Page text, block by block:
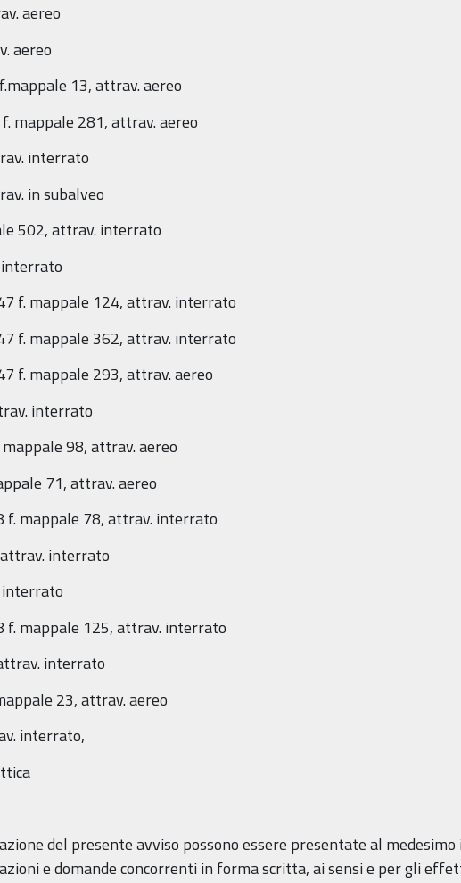
aereo
aereo
13, attrav. aereo
mappale 281, attrav. aereo
interrato
in subalveo
502, attrav. interrato
f. mappale 124, attrav. interrato
f. mappale 362, attrav. interrato
f. mappale 293, attrav. aereo
interrato
98, attrav. aereo
71, attrav. aereo
f. mappale 78, attrav. interrato
interrato
interrato
f. mappale 125, attrav. interrato
interrato
23, attrav. aereo
interrato,
del presente avviso possono essere presentate al
e domande concorrenti in forma scritta, ai sensi e per gli